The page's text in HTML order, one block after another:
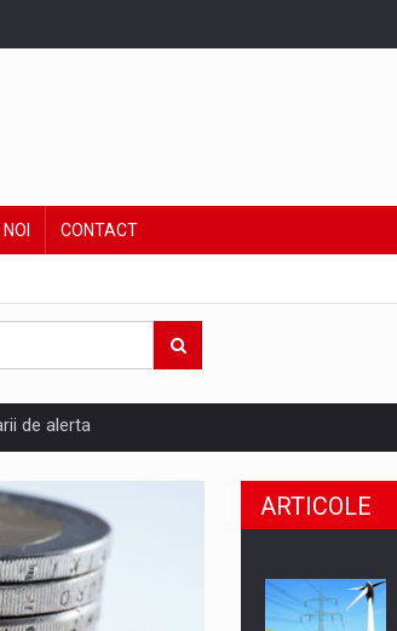
CONTACT
de alerta
pot risca retragerea produselor din piata
ARTICOLE